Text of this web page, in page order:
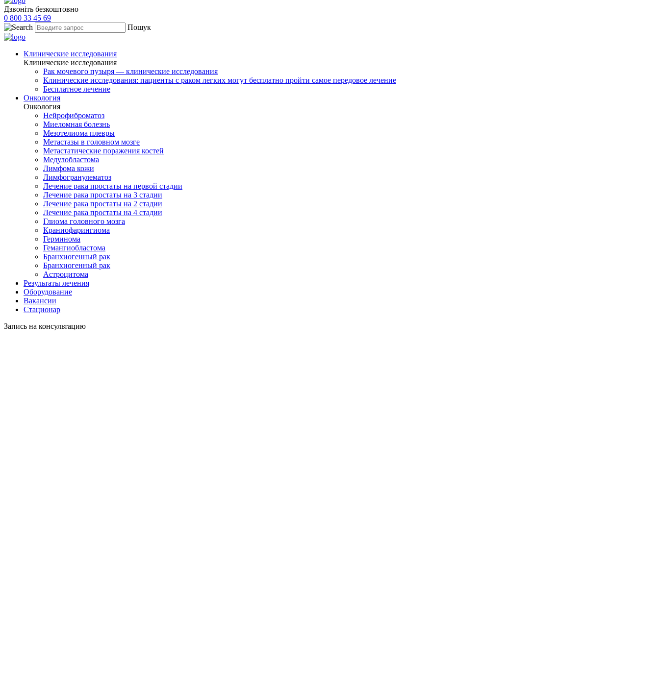
Дзвоніть безкоштовно
0 800 33 45 69
Пошук
Клинические исследования
Клинические исследования
Рак мочевого пузыря — клинические исследования
Клинические исследования: пациенты с раком легких могут бесплатно пройти самое передовое лечение
Бесплатное лечение
Онкология
Онкология
Нейрофиброматоз
Миеломная болезнь
Мезотелиома плевры
Метастазы в головном мозге
Метастатические поражения костей
Медулобластома
Лимфома кожи
Лимфогранулематоз
Лечение рака простаты на первой стадии
Лечение рака простаты на 3 стадии
Лечение рака простаты на 2 стадии
Лечение рака простаты на 4 стадии
Глиома головного мозга
Краниофарингиома
Герминома
Гемангиобластома
Бранхиогенный рак
Бранхиогенный рак
Астроцитома
Результаты лечения
Оборудование
Вакансии
Стационар
Запись на консультацию